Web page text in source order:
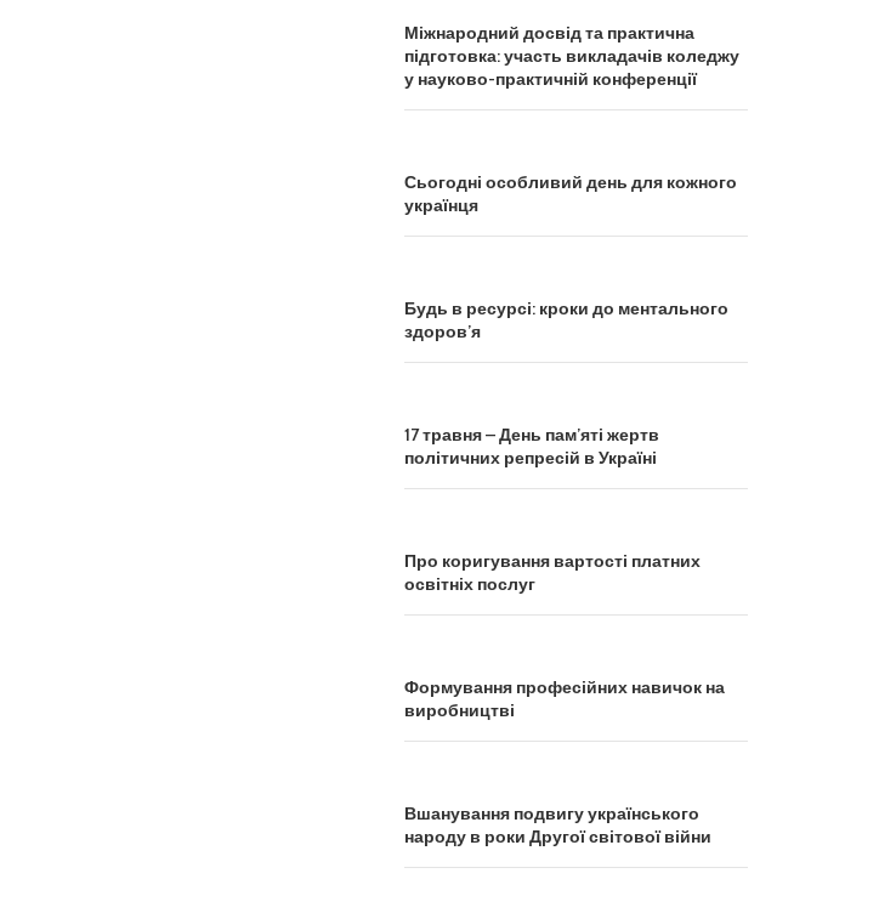
Міжнародний досвід та практична
підготовка: участь викладачів коледжу
у науково-практичній конференції
Сьогодні особливий день для кожного
українця
Будь в ресурсі: кроки до ментального
здоров’я
17 травня – День пам’яті жертв
політичних репресій в Україні
Про коригування вартості платних
освітніх послуг
Формування професійних навичок на
виробництві
Вшанування подвигу українського
народу в роки Другої світової війни